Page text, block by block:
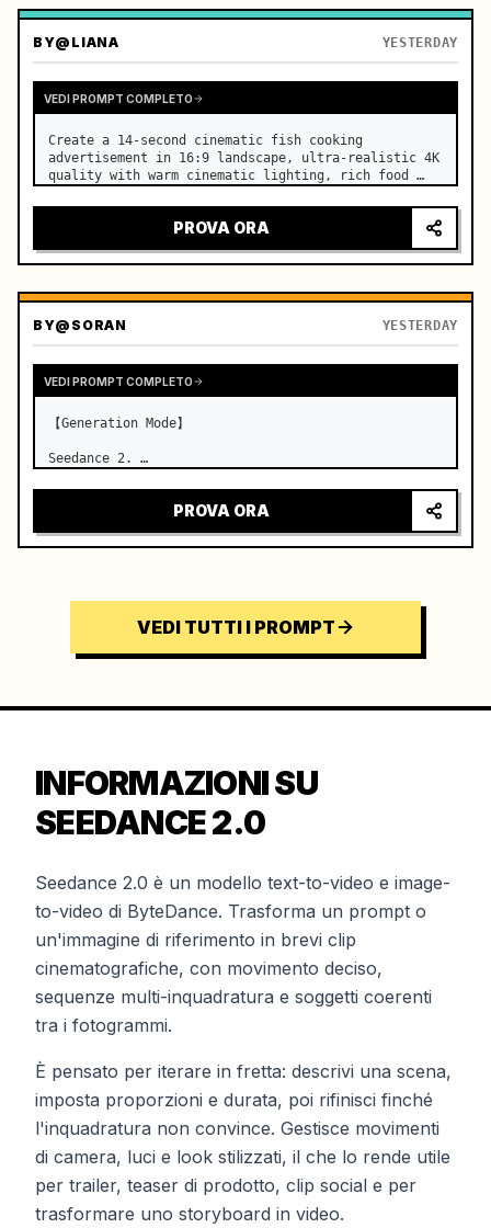
BY@LIANA YESTERDAY
VEDI PROMPT COMPLETO
Create a 14-second cinematic fish cooking
advertisement in 16:9 landscape, ultra-realistic 4K
quality with warm cinematic lighting, rich food
PROVA ORA
BY@SORAN YESTERDAY
VEDI PROMPT COMPLETO
【Generation Mode】
Seedance 2. …
PROVA ORA
VEDI TUTTI I PROMPT
INFORMAZIONI SU
SEEDANCE 2.0
Seedance 2.0 è un modello text-to-video e image-
to-video di ByteDance. Trasforma un prompt o
un'immagine di riferimento in brevi clip
cinematografiche, con movimento deciso,
sequenze multi-inquadratura e soggetti coerenti
tra i fotogrammi.
È pensato per iterare in fretta: descrivi una scena,
imposta proporzioni e durata, poi rifinisci finché
l'inquadratura non convince. Gestisce movimenti
di camera, luci e look stilizzati, il che lo rende utile
per trailer, teaser di prodotto, clip social e per
trasformare uno storyboard in video.